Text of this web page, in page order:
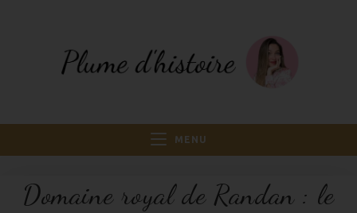
MENU
Domaine royal de Randan : le